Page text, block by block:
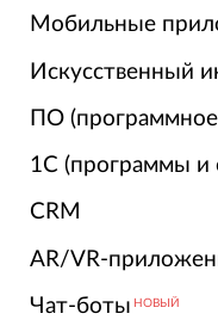
Мобильные
Искусственный
ПО
1С (программы и
CRM
AR/VR-
Чат-боты НОВЫЙ